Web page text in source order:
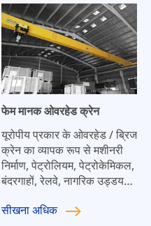
फेम मानक ओवरहेड क्रेन
यूरोपीय प्रकार के ओवरहेड / ब्रिज
क्रेन का व्यापक रूप से मशीनरी
निर्माण, पेट्रोलियम, पेट्रोकेमिकल,
बंदरगाहों, रेलवे, नागरिक उड्डयन,
निर्माण सामग्री, इलेक्ट्रॉनिक्स और
सीखनाअधिक